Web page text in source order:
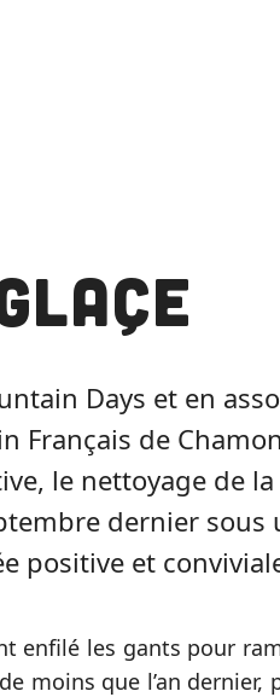
Days et en
Français de
le nettoyage de
dernier
positive et
enfilé les gants pour
moins que l’an